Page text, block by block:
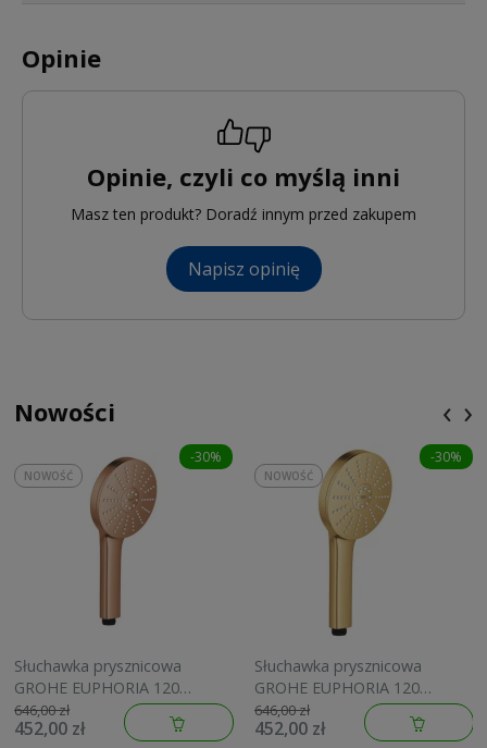
Opinie
Opinie, czyli co myślą inni
Masz ten produkt? Doradź innym przed zakupem
Napisz opinię
Nowości
-30%
Słuchawka prysznicowa
GROHE EUPHORIA 120
brushed warm sunset
134883DL00
646,00 zł
452,00 zł
NOWOŚĆ
-30%
Słuchawka prysznicowa
GROHE EUPHORIA 120
brushed cool sunrise
134883GN00
646,00 zł
452,00 zł
NOWOŚĆ
‹ ›